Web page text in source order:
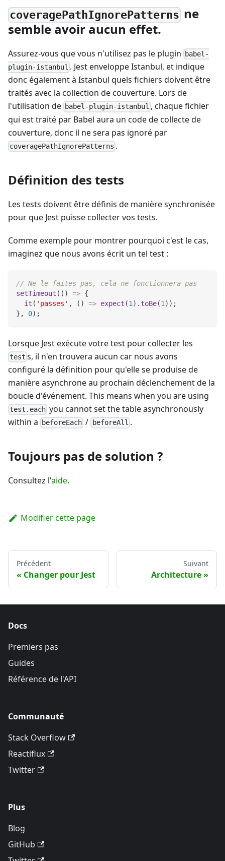
coveragePathIgnorePatterns ne
semble avoir aucun effet.
Assurez-vous que vous n'utilisez pas le plugin
babel-
plugin-istanbul . Jest enveloppe Istanbul, et indique
donc également à Istanbul quels fichiers doivent être
traités avec la collection de couverture. Lors de
l'utilisation de babel-plugin-istanbul , chaque fichier
qui est traité par Babel aura un code de collecte de
couverture, donc il ne sera pas ignoré par
coveragePathIgnorePatterns .
Définition des tests
Les tests doivent être définis de manière synchronisée
pour que Jest puisse collecter vos tests.
Comme exemple pour montrer pourquoi c'est le cas,
imaginez que nous avons écrit un tel test :
// Ne le faites pas, cela ne fonctionnera pas
setTimeout ( ( ) => {
it ( 'passes' , ( ) => expect (1 ) . toBe(1 ) ) ;
} , 0) ;
Lorsque Jest exécute votre test pour collecter les
test s, il n'en trouvera aucun car nous avons
configuré la définition pour qu'elle se produise de
manière asynchrone au prochain déclenchement de la
boucle d'événement. This means when you are using
test.each you cannot set the table asynchronously
within a
beforeEach / beforeAll .
Toujours pas de solution ?
Consultez l'aide.
Modifier cette page
Précédent
Changer pour Jest
Suivant
Architecture
Docs
Premiers pas
Guides
Référence de l'API
Communauté
Stack Overflow
Reactiflux
Twitter
Plus
Blog
GitHub